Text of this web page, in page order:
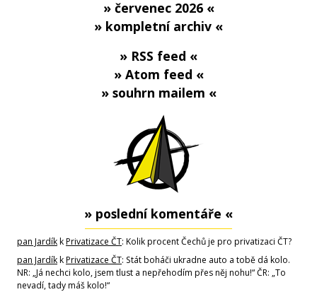
» červenec 2026 «
» kompletní archiv «
» RSS feed «
» Atom feed «
» souhrn mailem «
» poslední komentáře «
pan JardíkkPrivatizace ČT: Kolik procent Čechů je pro privatizaci ČT?
pan JardíkkPrivatizace ČT: Stát boháči ukradne auto a tobě dá kolo.
NR: „Já nechci kolo, jsem tlust a nepřehodím přes něj nohu!“ ČR: „To
nevadí, tady máš kolo!“